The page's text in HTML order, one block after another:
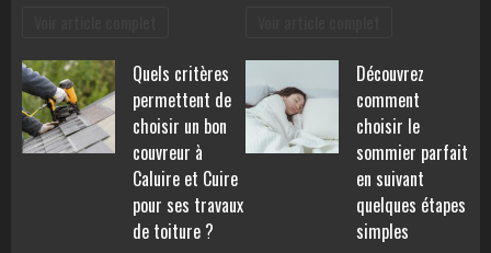
Quels critères
permettent de
choisir un bon
couvreur à
Caluire et Cuire
pour ses travaux
de toiture ?
Découvrez
comment
choisir le
sommier parfait
en suivant
quelques étapes
simples